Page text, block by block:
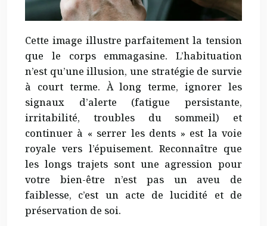
Cette image illustre parfaitement la tension
que le corps emmagasine. L’habituation
n’est qu’une illusion, une stratégie de survie
à court terme. À long terme, ignorer les
signaux d’alerte (fatigue persistante,
irritabilité, troubles du sommeil) et
continuer à « serrer les dents » est la voie
royale vers l’épuisement. Reconnaître que
les longs trajets sont une agression pour
votre bien-être n’est pas un aveu de
faiblesse, c’est un acte de lucidité et de
préservation de soi.